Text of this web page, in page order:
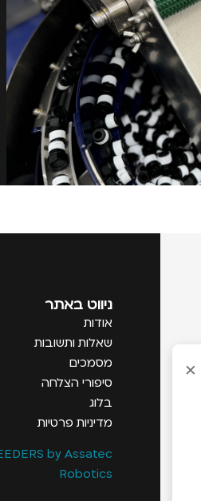
ניווט באתר
אודות
שאלות ותשובות
מסמכים
סיפורי הצלחה
בלוג
מדיניות פרטיות
by Assatec
Robotics
×